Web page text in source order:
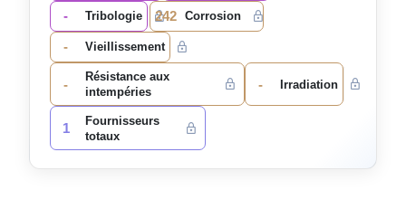
- Tribologie 242 Corrosion
- Vieillissement
-
Résistance aux
intempéries
- Irradiation
1
Fournisseurs
totaux